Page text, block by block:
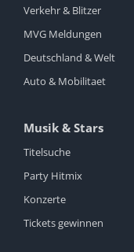
Verkehr & Blitzer
MVG Meldungen
Deutschland & Welt
Auto & Mobilitaet
Musik & Stars
Titelsuche
Party Hitmix
Konzerte
Tickets gewinnen